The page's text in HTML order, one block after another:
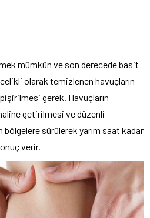
mümkün ve son derecede basit
olarak temizlenen havuçların
gerek. Havuçların
getirilmesi ve düzenli
sürülerek yarım saat kadar
verir.